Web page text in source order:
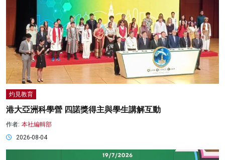
灼見教育
港大亞洲科學營 四諾獎得主與學生講解互動
作者: 本社編輯部
2026-08-04